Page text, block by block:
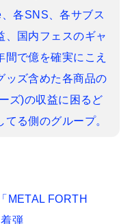
各SNS、各サブス
、国内フェスのギャ
で億を確実にこえ
ッズ含めた各商品の
ズ)の収益に困るど
る側のグループ。
METAL FORTH
弾